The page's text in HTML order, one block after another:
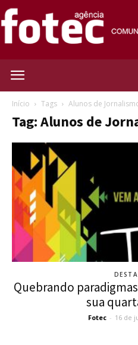
Início Tags Alunos de
Tag: Alunos de
Quebrando
sua
Fotec - 16 de